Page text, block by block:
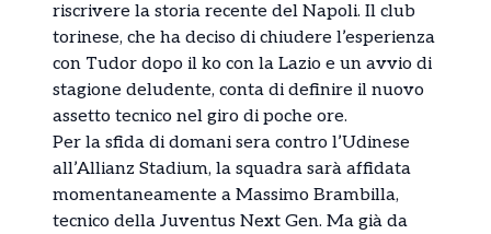
riscrivere la storia recente del Napoli. Il club
torinese, che ha deciso di chiudere l’esperienza
con Tudor dopo il ko con la Lazio e un avvio di
stagione deludente, conta di definire il nuovo
assetto tecnico nel giro di poche ore.
Per la sfida di domani sera contro l’Udinese
all’Allianz Stadium, la squadra sarà affidata
momentaneamente a Massimo Brambilla,
tecnico della Juventus Next Gen. Ma già da